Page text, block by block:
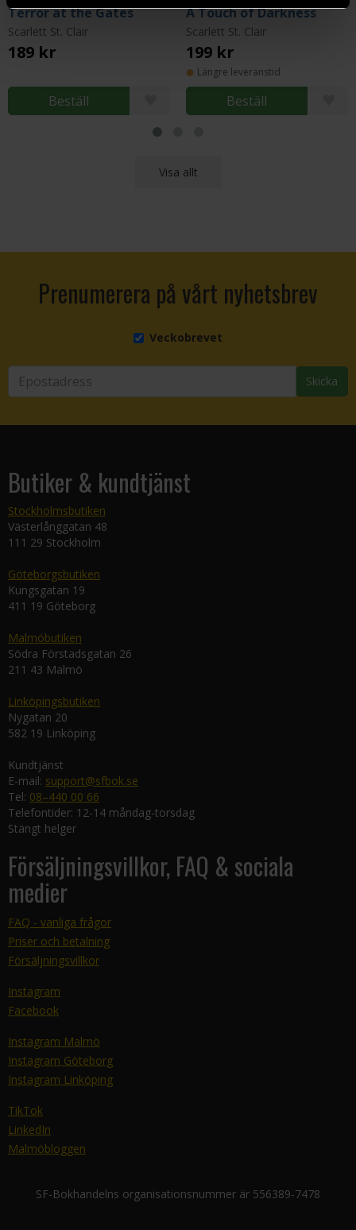
Terror at the Gates
Scarlett St. Clair
189 kr
Beställ
A Touch of Darkness
Scarlett St. Clair
199 kr
Längre leveranstid
Beställ
Visa allt
Prenumerera på vårt nyhetsbrev
Veckobrevet
Skicka
Butiker & kundtjänst
Stockholmsbutiken
Västerlånggatan 48
111 29 Stockholm
Göteborgsbutiken
Kungsgatan 19
411 19 Göteborg
Malmöbutiken
Södra Förstadsgatan 26
211 43 Malmö
Linköpingsbutiken
Nygatan 20
582 19 Linköping
Kundtjänst
E-mail: support@sfbok.se
Tel: 08–440 00 66
Telefontider: 12-14 måndag-torsdag
Stängt helger
Försäljningsvillkor, FAQ & sociala
medier
FAQ - vanliga frågor
Priser och betalning
Försäljningsvillkor
Instagram
Facebook
Instagram Malmö
Instagram Göteborg
Instagram Linköping
TikTok
LinkedIn
Malmöbloggen
SF-Bokhandelns organisationsnummer är 556389-7478